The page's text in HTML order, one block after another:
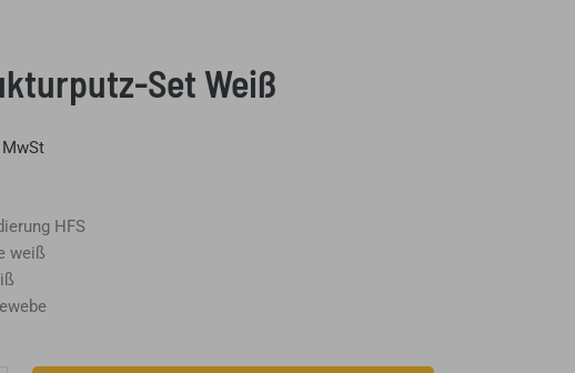
Set Weiß
HFS
weiß